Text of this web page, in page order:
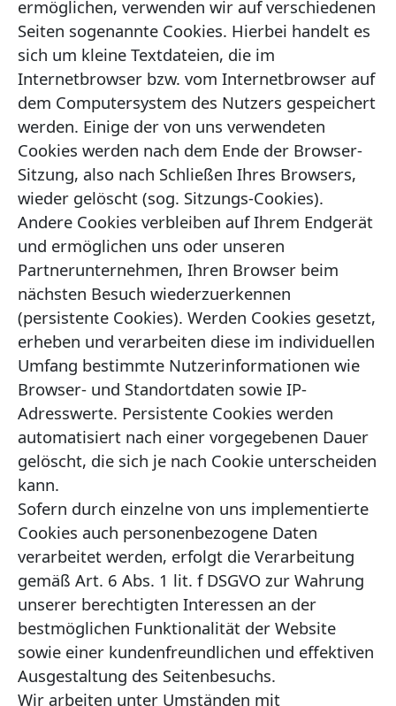
ermöglichen, verwenden wir auf verschiedenen
Seiten sogenannte Cookies. Hierbei handelt es
sich um kleine Textdateien, die im
Internetbrowser bzw. vom Internetbrowser auf
dem Computersystem des Nutzers gespeichert
werden. Einige der von uns verwendeten
Cookies werden nach dem Ende der Browser-
Sitzung, also nach Schließen Ihres Browsers,
wieder gelöscht (sog. Sitzungs-Cookies).
Andere Cookies verbleiben auf Ihrem Endgerät
und ermöglichen uns oder unseren
Partnerunternehmen, Ihren Browser beim
nächsten Besuch wiederzuerkennen
(persistente Cookies). Werden Cookies gesetzt,
erheben und verarbeiten diese im individuellen
Umfang bestimmte Nutzerinformationen wie
Browser- und Standortdaten sowie IP-
Adresswerte. Persistente Cookies werden
automatisiert nach einer vorgegebenen Dauer
gelöscht, die sich je nach Cookie unterscheiden
kann.
Sofern durch einzelne von uns implementierte
Cookies auch personenbezogene Daten
verarbeitet werden, erfolgt die Verarbeitung
gemäß Art. 6 Abs. 1 lit. f DSGVO zur Wahrung
unserer berechtigten Interessen an der
bestmöglichen Funktionalität der Website
sowie einer kundenfreundlichen und effektiven
Ausgestaltung des Seitenbesuchs.
Wir arbeiten unter Umständen mit